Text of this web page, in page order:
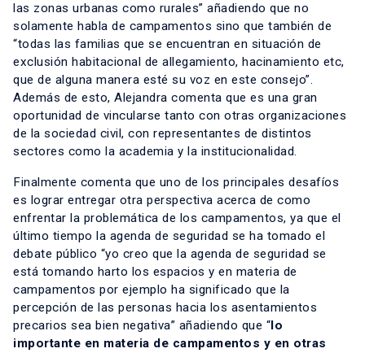
las zonas urbanas como rurales” añadiendo que no
solamente habla de campamentos sino que también de
“todas las familias que se encuentran en situación de
exclusión habitacional de allegamiento, hacinamiento etc,
que de alguna manera esté su voz en este consejo”.
Además de esto, Alejandra comenta que es una gran
oportunidad de vincularse tanto con otras organizaciones
de la sociedad civil, con representantes de distintos
sectores como la academia y la institucionalidad.
Finalmente comenta que uno de los principales desafíos
es lograr entregar otra perspectiva acerca de como
enfrentar la problemática de los campamentos, ya que el
último tiempo la agenda de seguridad se ha tomado el
debate público “yo creo que la agenda de seguridad se
está tomando harto los espacios y en materia de
campamentos por ejemplo ha significado que la
percepción de las personas hacia los asentamientos
precarios sea bien negativa” añadiendo que “lo
importante en materia de campamentos y en otras